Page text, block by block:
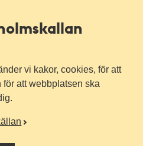
vi kakor, cookies, för att
att webbplatsen ska